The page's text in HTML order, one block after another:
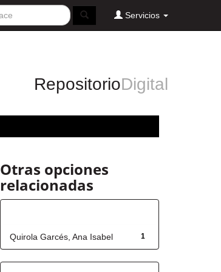
Servicios
RepositorioDigital
Otras opciones
relacionadas
1
Quirola Garcés, Ana Isabel